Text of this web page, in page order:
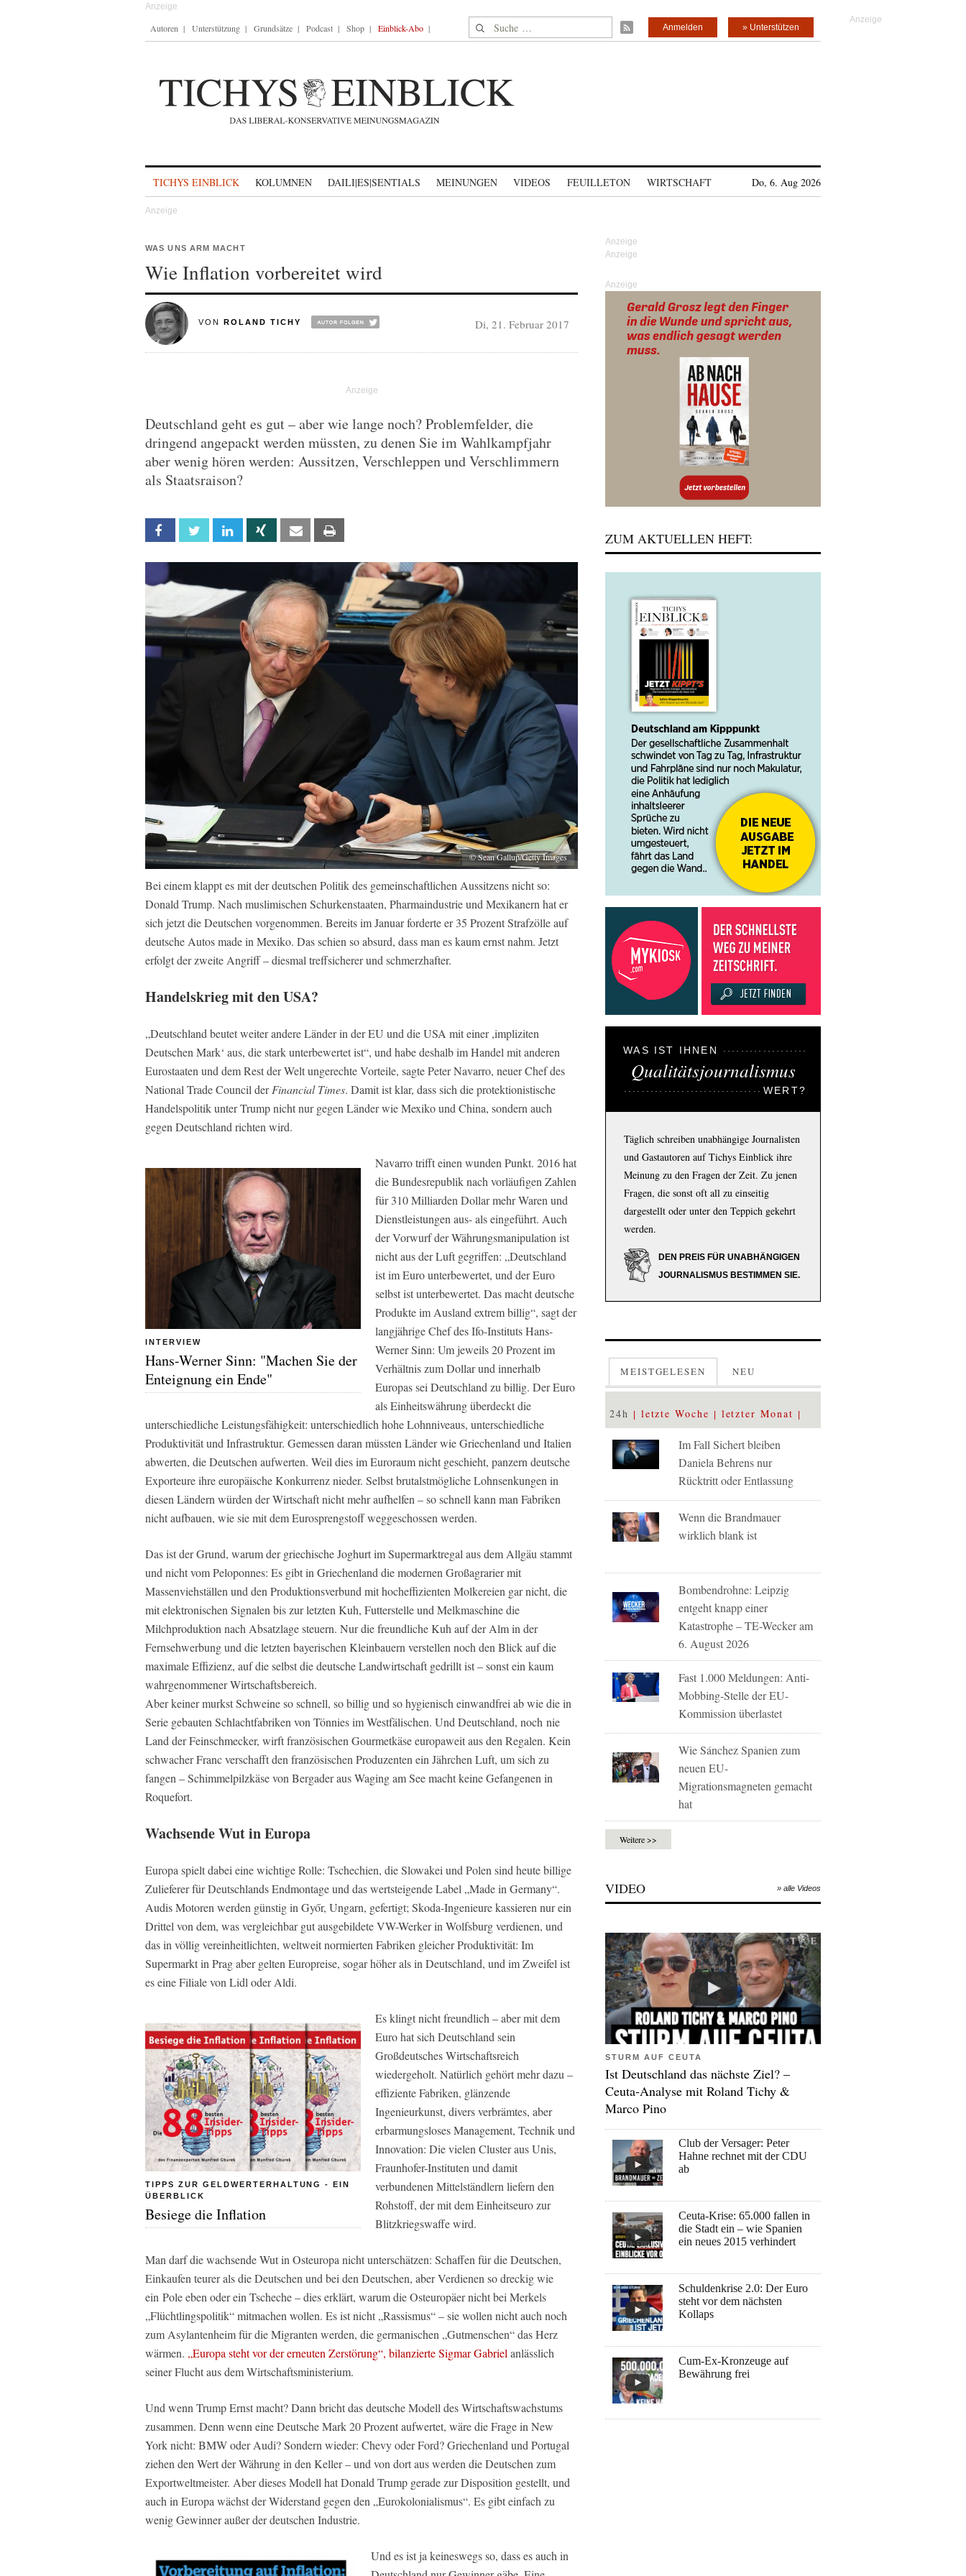
Autoren Unterstützung Grundsätze Podcast Shop Einblick-Abo Suche nach: » Unterstützen
Anmelden
TICHYS EINBLICK KOLUMNEN DAILI|ES|SENTIALS MEINUNGEN VIDEOS FEUILLETON WIRTSCHAFT Do, 6. Aug 2026
WAS UNS ARM MACHT
Wie Inflation vorbereitet wird
VON ROLAND TICHY Di, 21. Februar 2017
Deutschland geht es gut – aber wie lange noch? Problemfelder, die
dringend angepackt werden müssten, zu denen Sie im Wahlkampfjahr
aber wenig hören werden: Aussitzen, Verschleppen und Verschlimmern
als Staatsraison?
Facebook Twitter Linkedin Xing Email
© Sean Gallup/Getty Images
Bei einem klappt es mit der deutschen Politik des gemeinschaftlichen Aussitzens nicht so:
Donald Trump. Nach muslimischen Schurkenstaaten, Pharmaindustrie und Mexikanern hat er
sich jetzt die Deutschen vorgenommen. Bereits im Januar forderte er 35 Prozent Strafzölle auf
deutsche Autos made in Mexiko. Das schien so absurd, dass man es kaum ernst nahm. Jetzt
erfolgt der zweite Angriff – diesmal treffsicherer und schmerzhafter.
Handelskrieg mit den USA?
„Deutschland beutet weiter andere Länder in der EU und die USA mit einer ,impliziten
Deutschen Mark‘ aus, die stark unterbewertet ist“, und habe deshalb im Handel mit anderen
Eurostaaten und dem Rest der Welt ungerechte Vorteile, sagte Peter Navarro, neuer Chef des
National Trade Council derFinancial Times. Damit ist klar, dass sich die protektionistische
Handelspolitik unter Trump nicht nur gegen Länder wie Mexiko und China, sondern auch
gegen Deutschland richten wird.
INTERVIEW
Hans-Werner Sinn: "Machen Sie der
Enteignung ein Ende"
Navarro trifft einen wunden Punkt. 2016 hat
die Bundesrepublik nach vorläufigen Zahlen
für 310 Milliarden Dollar mehr Waren und
Dienstleistungen aus- als eingeführt. Auch
der Vorwurf der Währungsmanipulation ist
nicht aus der Luft gegriffen: „Deutschland
ist im Euro unterbewertet, und der Euro
selbst ist unterbewertet. Das macht deutsche
Produkte im Ausland extrem billig“, sagt der
langjährige Chef des Ifo-Instituts Hans-
Werner Sinn: Um jeweils 20 Prozent im
Verhältnis zum Dollar und innerhalb
Europas sei Deutschland zu billig. Der Euro
als Einheitswährung überdeckt die
unterschiedliche Leistungsfähigkeit: unterschiedlich hohe Lohnniveaus, unterschiedliche
Produktivität und Infrastruktur. Gemessen daran müssten Länder wie Griechenland und Italien
abwerten, die Deutschen aufwerten. Weil dies im Euroraum nicht geschieht, panzern deutsche
Exporteure ihre europäische Konkurrenz nieder. Selbst brutalstmögliche Lohnsenkungen in
diesen Ländern würden der Wirtschaft nicht mehr aufhelfen – so schnell kann man Fabriken
nicht aufbauen, wie sie mit dem Eurosprengstoff weggeschossen werden.
Das ist der Grund, warum der griechische Joghurt im Supermarktregal aus dem Allgäu stammt
und nicht vom Peloponnes: Es gibt in Griechenland die modernen Großagrarier mit
Massenviehställen und den Produktionsverbund mit hocheffizienten Molkereien gar nicht, die
mit elektronischen Signalen bis zur letzten Kuh, Futterstelle und Melkmaschine die
Milchproduktion nach Absatzlage steuern. Nur die freundliche Kuh auf der Alm in der
Fernsehwerbung und die letzten bayerischen Kleinbauern verstellen noch den Blick auf die
maximale Effizienz, auf die selbst die deutsche Landwirtschaft gedrillt ist – sonst ein kaum
wahrgenommener Wirtschaftsbereich.
Aber keiner murkst Schweine so schnell, so billig und so hygienisch einwandfrei ab wie die in
Serie gebauten Schlachtfabriken von Tönnies im Westfälischen. Und Deutschland, noch nie
Land der Feinschmecker, wirft französischen Gourmetkäse europaweit aus den Regalen. Kein
schwacher Franc verschafft den französischen Produzenten ein Jährchen Luft, um sich zu
fangen – Schimmelpilzkäse von Bergader aus Waging am See macht keine Gefangenen in
Roquefort.
Wachsende Wut in Europa
Europa spielt dabei eine wichtige Rolle: Tschechien, die Slowakei und Polen sind heute billige
Zulieferer für Deutschlands Endmontage und das wertsteigende Label „Made in Germany“.
Audis Motoren werden günstig in Győr, Ungarn, gefertigt; Skoda-Ingenieure kassieren nur ein
Drittel von dem, was vergleichbar gut ausgebildete VW-Werker in Wolfsburg verdienen, und
das in völlig vereinheitlichten, weltweit normierten Fabriken gleicher Produktivität: Im
Supermarkt in Prag aber gelten Europreise, sogar höher als in Deutschland, und im Zweifel ist
es eine Filiale von Lidl oder Aldi.
TIPPS ZUR GELDWERTERHALTUNG - EIN
ÜBERBLICK
Besiege die Inflation
Es klingt nicht freundlich – aber mit dem
Euro hat sich Deutschland sein
Großdeutsches Wirtschaftsreich
wiedergeholt. Natürlich gehört mehr dazu –
effiziente Fabriken, glänzende
Ingenieurkunst, divers verbrämtes, aber
erbarmungsloses Management, Technik und
Innovation: Die vielen Cluster aus Unis,
Fraunhofer-Instituten und damit
verbundenen Mittelständlern liefern den
Rohstoff, der mit dem Einheitseuro zur
Blitzkriegswaffe wird.
Man darf die wachsende Wut in Osteuropa nicht unterschätzen: Schaffen für die Deutschen,
Einkaufen teurer als die Deutschen und bei den Deutschen, aber Verdienen so dreckig wie
ein Pole eben oder ein Tscheche – dies erklärt, warum die Osteuropäer nicht bei Merkels
„Flüchtlingspolitik“ mitmachen wollen. Es ist nicht „Rassismus“ – sie wollen nicht auch noch
zum Asylantenheim für die Migranten werden, die germanischen „Gutmenschen“ das Herz
wärmen. „Europa steht vor der erneuten Zerstörung“, bilanzierte Sigmar Gabrielanlässlich
seiner Flucht aus dem Wirtschaftsministerium.
Und wenn Trump Ernst macht? Dann bricht das deutsche Modell des Wirtschaftswachstums
zusammen. Denn wenn eine Deutsche Mark 20 Prozent aufwertet, wäre die Frage in New
York nicht: BMW oder Audi? Sondern wieder: Chevy oder Ford? Griechenland und Portugal
ziehen den Wert der Währung in den Keller – und von dort aus werden die Deutschen zum
Exportweltmeister. Aber dieses Modell hat Donald Trump gerade zur Disposition gestellt, und
auch in Europa wächst der Widerstand gegen den „Eurokolonialismus“. Es gibt einfach zu
wenig Gewinner außer der deutschen Industrie.
Und es ist ja keineswegs so, dass es auch in
Anzeige
ZUM AKTUELLEN HEFT:
WAS IST IHNEN
Qualitätsjournalismus
WERT?
Täglich schreiben unabhängige Journalisten
und Gastautoren auf Tichys Einblick ihre
Meinung zu den Fragen der Zeit. Zu jenen
Fragen, die sonst oft all zu einseitig
dargestellt oder unter den Teppich gekehrt
werden.
DEN PREIS FÜR UNABHÄNGIGEN
JOURNALISMUS BESTIMMEN SIE.
MEISTGELESEN NEU
24h letzte Woche letzter Monat
Im Fall Sichert bleiben
Daniela Behrens nur
Rücktritt oder Entlassung
Wenn die Brandmauer
wirklich blank ist
Bombendrohne: Leipzig
entgeht knapp einer
Katastrophe – TE-Wecker am
6. August 2026
Fast 1.000 Meldungen: Anti-
Mobbing-Stelle der EU-
Kommission überlastet
Wie Sánchez Spanien zum
neuen EU-
Migrationsmagneten gemacht
hat
Weitere >>
VIDEO » alle Videos
STURM AUF CEUTA
Ist Deutschland das nächste Ziel? –
Ceuta-Analyse mit Roland Tichy &
Marco Pino
Club der Versager: Peter
Hahne rechnet mit der CDU
ab
Ceuta-Krise: 65.000 fallen in
die Stadt ein – wie Spanien
ein neues 2015 verhindert
Schuldenkrise 2.0: Der Euro
steht vor dem nächsten
Kollaps
Cum-Ex-Kronzeuge auf
Bewährung frei